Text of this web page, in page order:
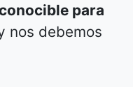
para
nos debemos